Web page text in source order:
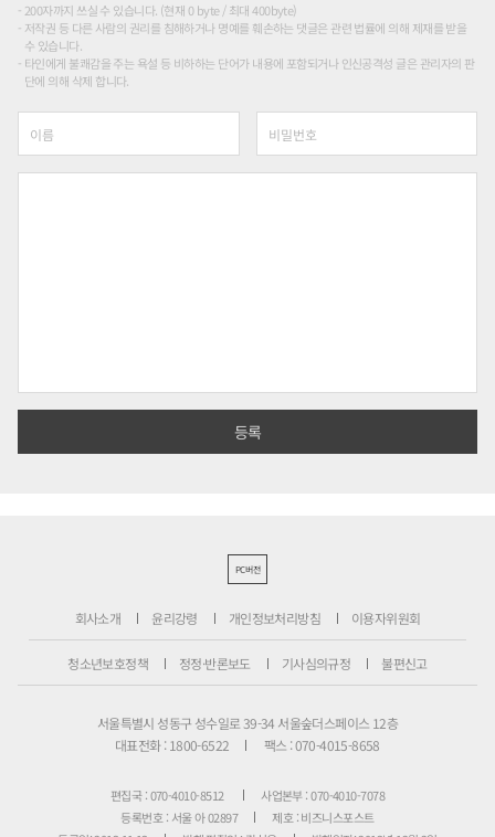
200자까지 쓰실 수 있습니다. (현재 0 byte / 최대 400byte)
저작권 등 다른 사람의 권리를 침해하거나 명예를 훼손하는 댓글은 관련 법률에 의해 제재를 받을
수 있습니다.
타인에게 불쾌감을 주는 욕설 등 비하하는 단어가 내용에 포함되거나 인신공격성 글은 관리자의 판
단에 의해 삭제 합니다.
PC버전
회사소개 윤리강령 개인정보처리방침 이용자위원회
청소년보호정책 정정·반론보도 기사심의규정 불편신고
서울특별시 성동구 성수일로 39-34 서울숲더스페이스 12층
대표전화 : 1800-6522
팩스 : 070-4015-8658
편집국 : 070-4010-8512
사업본부 : 070-4010-7078
등록번호 : 서울 아 02897
제호 : 비즈니스포스트